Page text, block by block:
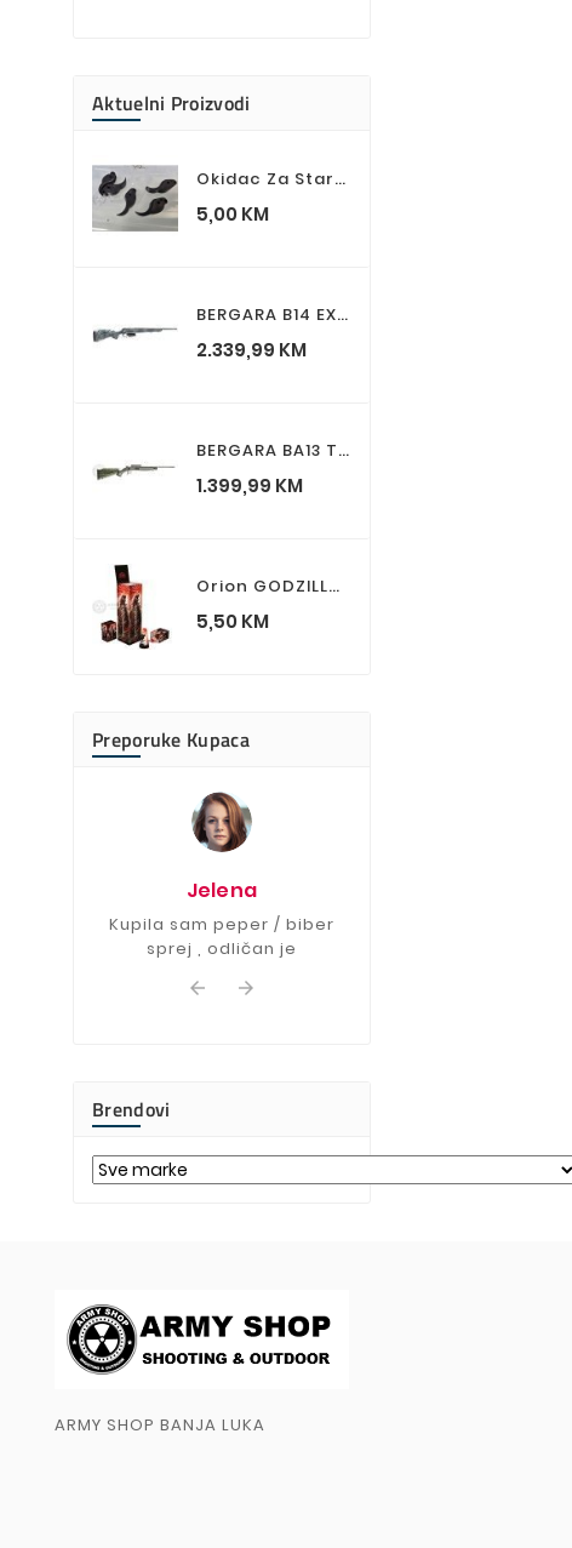
Aktuelni Proizvodi
Okidac Za Startne Signale Pistolje D004
5,00 KMCijena
BERGARA B14 EXTREME SIERRA Lovacki Karabin
2.339,99 KMCijena
BERGARA BA13 TAKE DOWN STANDARD GREEN Lovacki Karabin
1.399,99 KMCijena
Orion GODZILLA Vulkani
5,50 KMCijena
Preporuke Kupaca
Jelena
Kupila sam peper / biber
sprej , odličan je
 
Brendovi
ARMY SHOP BANJA LUKA